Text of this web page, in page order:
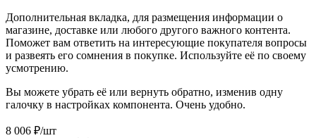
Дополнительная вкладка, для размещения информации о
магазине, доставке или любого другого важного контента.
Поможет вам ответить на интересующие покупателя вопросы
и развеять его сомнения в покупке. Используйте её по своему
усмотрению.
Вы можете убрать её или вернуть обратно, изменив одну
галочку в настройках компонента. Очень удобно.
8 006 ₽/шт